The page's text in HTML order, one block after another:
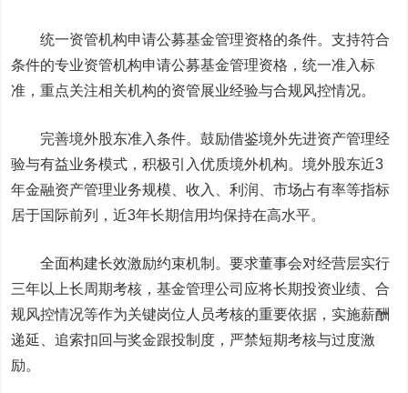
统一资管机构申请公募基金管理资格的条件。支持符合
条件的专业资管机构申请公募基金管理资格，统一准入标
准，重点关注相关机构的资管展业经验与合规风控情况。
完善境外股东准入条件。鼓励借鉴境外先进资产管理经
验与有益业务模式，积极引入优质境外机构。境外股东近3
年金融资产管理业务规模、收入、利润、市场占有率等指标
居于国际前列，近3年长期信用均保持在高水平。
全面构建长效激励约束机制。要求董事会对经营层实行
三年以上长周期考核，基金管理公司应将长期投资业绩、合
规风控情况等作为关键岗位人员考核的重要依据，实施薪酬
递延、追索扣回与奖金跟投制度，严禁短期考核与过度激
励。